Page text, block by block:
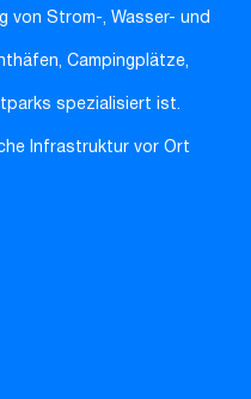
von Strom-, Wasser- und
Campingplätze,
spezialisiert ist.
Infrastruktur vor Ort